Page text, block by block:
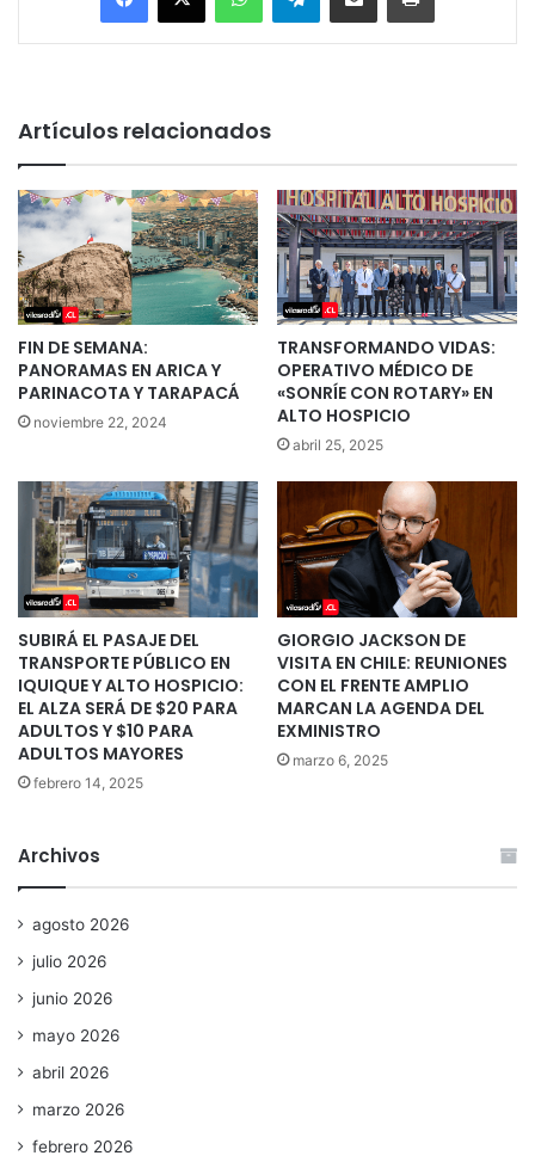
Artículos relacionados
FIN DE SEMANA:
PANORAMAS EN ARICA Y
PARINACOTA Y TARAPACÁ
noviembre 22, 2024
TRANSFORMANDO VIDAS:
OPERATIVO MÉDICO DE
«SONRÍE CON ROTARY» EN
ALTO HOSPICIO
abril 25, 2025
SUBIRÁ EL PASAJE DEL
TRANSPORTE PÚBLICO EN
IQUIQUE Y ALTO HOSPICIO:
EL ALZA SERÁ DE $20 PARA
ADULTOS Y $10 PARA
ADULTOS MAYORES
febrero 14, 2025
GIORGIO JACKSON DE
VISITA EN CHILE: REUNIONES
CON EL FRENTE AMPLIO
MARCAN LA AGENDA DEL
EXMINISTRO
marzo 6, 2025
Archivos
agosto 2026
julio 2026
junio 2026
mayo 2026
abril 2026
marzo 2026
febrero 2026